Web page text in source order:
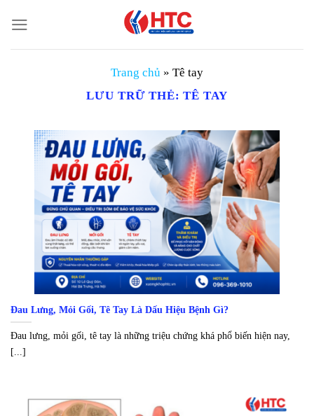
đến
nội
Trang chủ » Tê tay
LƯU TRỮ THẺ:TÊ TAY
Đau Lưng, Mỏi Gối, Tê Tay Là Dấu Hiệu Bệnh Gì?
Đau lưng, mỏi gối, tê tay là những triệu chứng khá phổ biến hiện nay,
[...]